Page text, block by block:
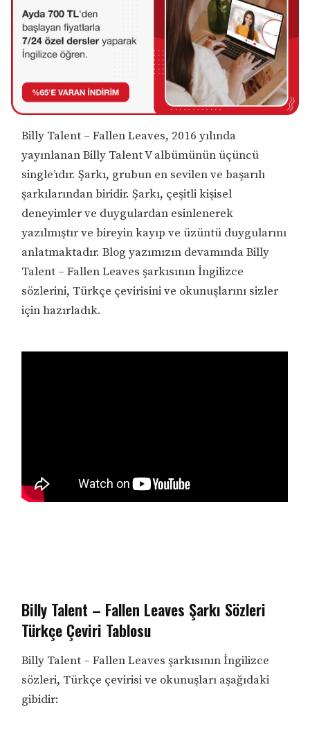
Billy Talent – Fallen Leaves, 2016 yılında
yayınlanan Billy Talent V albümünün üçüncü
single’ıdır. Şarkı, grubun en sevilen ve başarılı
şarkılarından biridir. Şarkı, çeşitli kişisel
deneyimler ve duygulardan esinlenerek
yazılmıştır ve bireyin kayıp ve üzüntü duygularını
anlatmaktadır. Blog yazımızın devamında Billy
Talent – Fallen Leaves şarkısının İngilizce
sözlerini, Türkçe çevirisini ve okunuşlarını sizler
için hazırladık.
Billy Talent – Fallen Leaves Şarkı Sözleri
Türkçe Çeviri Tablosu
Billy Talent – Fallen Leaves şarkısının İngilizce
sözleri, Türkçe çevirisi ve okunuşları aşağıdaki
gibidir: